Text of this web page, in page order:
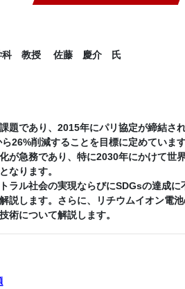
学科 教授 佐藤 慶介 氏
題であり、2015年にパリ協定が締結さ
26%削減することを目標に定めていま
が急務であり、特に2030年にかけて世
なります。
ラル社会の実現ならびにSDGsの達成に
説します。さらに、リチウムイオン電
術について解説します。